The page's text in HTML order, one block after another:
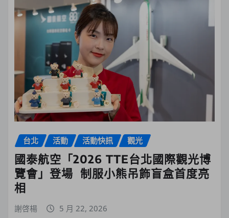
台北 活動 活動快訊 觀光
國泰航空「2026 TTE台北國際觀光博
覽會」登場 制服小熊吊飾盲盒首度亮
相
謝啓楊 5 月 22, 2026